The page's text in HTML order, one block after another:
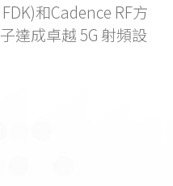
和Cadence RF方
達成卓越 5G 射頻設